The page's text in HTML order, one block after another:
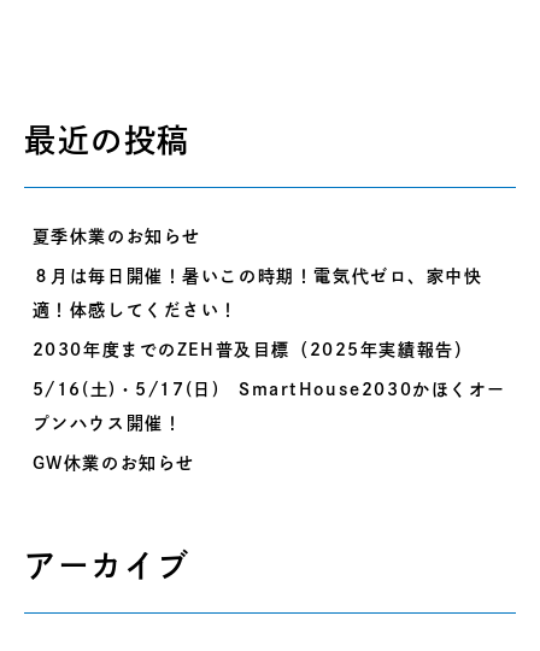
最近の投稿
夏季休業のお知らせ
８月は毎日開催！暑いこの時期！電気代ゼロ、家中快
適！体感してください！
2030年度までのZEH普及目標（2025年実績報告）
5/16(土)・5/17(日) SmartHouse2030かほくオー
プンハウス開催！
GW休業のお知らせ
アーカイブ